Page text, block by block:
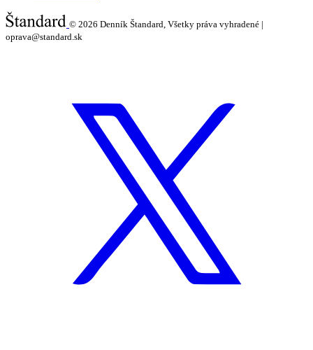
© 2026 Denník Štandard, Všetky práva vyhradené |
oprava@standard.sk